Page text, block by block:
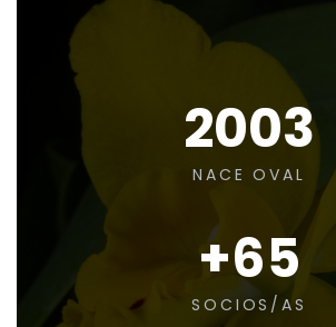
2003
NACE OVAL
+65
SOCIOS/AS